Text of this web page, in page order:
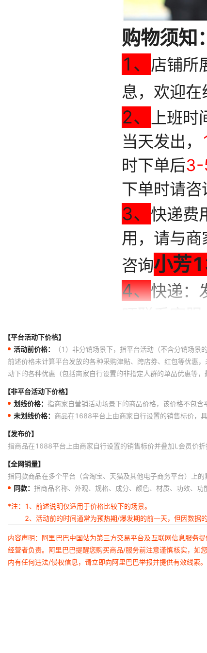
【平台活动下价格】
活动前价格：
（1）非分销场景下，指平台活动（不含分销场
前述价格未计算平台发放的各种采购津贴、跨店券、红包等优惠
动下的各种优惠（包括商家自行设置的非指定人群的单品优惠等
【非平台活动下价格】
划线价格： 指商家自营销活动场景下的商品价格，该价格不包
未划线价格： 商品在1688平台上由商家自行设置的销售标价，
【发布价】
指商品在1688平台上由商家自行设置的销售标价并叠加L会员价折
【全网销量】
指同款商品在多个平台（含淘宝、天猫及其他电子商务平台）上的
同款： 指商品名称、外观、规格、成分、颜色、材质、功效、
*注：
1、前述说明仅适用于价格比较下的场景。
2、活动前的时间通常为预热期/爆发期的前一天，但因数据
内容声明：阿里巴巴中国站为第三方交易平台及互联网信息服务
经营者负责。阿里巴巴提醒您购买商品/服务前注意谨慎核实，如
内有任何违法/侵权信息，请立即向阿里巴巴举报并提供有效线索。